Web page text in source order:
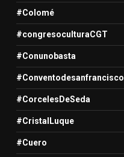
#Colomé
#congresoculturaCGT
#Conunobasta
#Conventodesanfrancisco
#CorcelesDeSeda
#CristalLuque
#Cuero